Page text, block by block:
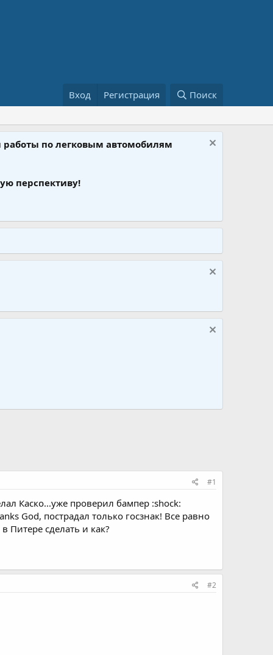
Вход Регистрация Поиск
работы по легковым автомобилям
перспективу!
#1
Каско...уже проверил бампер :shock:
God, пострадал только госзнак! Все равно
сделать и как?
#2